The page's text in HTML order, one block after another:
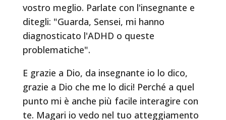
vostro meglio. Parlate con l'insegnante e
ditegli: "Guarda, Sensei, mi hanno
diagnosticato l'ADHD o queste
problematiche".
E grazie a Dio, da insegnante io lo dico,
grazie a Dio che me lo dici! Perché a quel
punto mi è anche più facile interagire con
te. Magari io vedo nel tuo atteggiamento